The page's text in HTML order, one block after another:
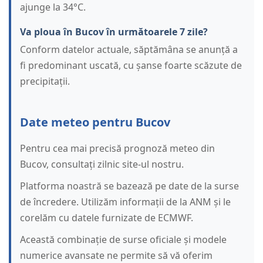
ajunge la 34°C.
Va ploua în Bucov în următoarele 7 zile?
Conform datelor actuale, săptămâna se anunță a
fi predominant uscată, cu șanse foarte scăzute de
precipitații.
Date meteo pentru Bucov
Pentru cea mai precisă prognoză meteo din
Bucov, consultați zilnic site-ul nostru.
Platforma noastră se bazează pe date de la surse
de încredere. Utilizăm informații de la ANM și le
corelăm cu datele furnizate de ECMWF.
Această combinație de surse oficiale și modele
numerice avansate ne permite să vă oferim